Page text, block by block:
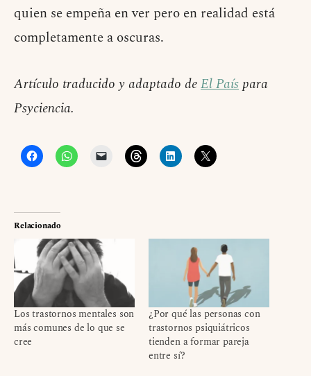
quien se empeña en ver pero en realidad está
completamente a oscuras.
Artículo traducido y adaptado deEl Paíspara
Psyciencia.
Relacionado
Los trastornos mentales son
más comunes de lo que se
cree
¿Por qué las personas con
trastornos psiquiátricos
tienden a formar pareja
entre sí?